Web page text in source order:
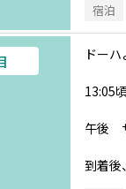
宿泊
ドー
13:05
午後
到着後